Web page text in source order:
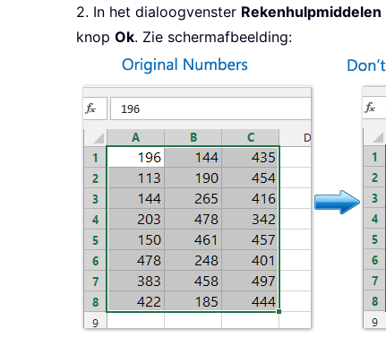
2. In het dialoogvenster Rekenhulpmiddelen
knop Ok. Zie schermafbeelding: